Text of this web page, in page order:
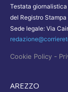
Testata
del Registro
Sede legale: Via
Cookie Policy -
AREZZO